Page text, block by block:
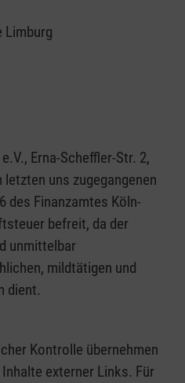
Limburg
Erna-Scheffler-Str. 2,
uns zugegangenen
des Finanzamtes Köln-
befreit, da der
unmittelbar
mildtätigen und
dient.
Kontrolle übernehmen
externer Links. Für